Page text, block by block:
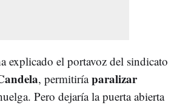
explicado el portavoz del sindicato
, permitiríaparalizar
Pero dejaría la puerta abierta